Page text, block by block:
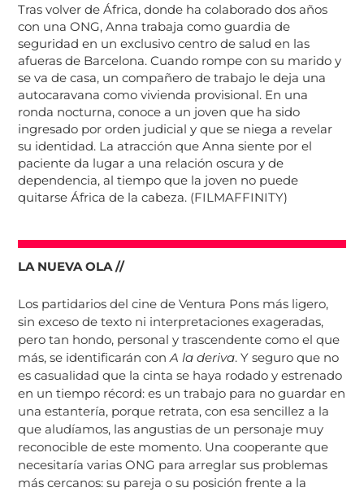
Tras volver de África, donde ha colaborado dos años
con una ONG, Anna trabaja como guardia de
seguridad en un exclusivo centro de salud en las
afueras de Barcelona. Cuando rompe con su marido y
se va de casa, un compañero de trabajo le deja una
autocaravana como vivienda provisional. En una
ronda nocturna, conoce a un joven que ha sido
ingresado por orden judicial y que se niega a revelar
su identidad. La atracción que Anna siente por el
paciente da lugar a una relación oscura y de
dependencia, al tiempo que la joven no puede
quitarse África de la cabeza. (FILMAFFINITY)
LA NUEVA OLA //
Los partidarios del cine de Ventura Pons más ligero,
sin exceso de texto ni interpretaciones exageradas,
pero tan hondo, personal y trascendente como el que
más, se identificarán conA la deriva. Y seguro que no
es casualidad que la cinta se haya rodado y estrenado
en un tiempo récord: es un trabajo para no guardar en
una estantería, porque retrata, con esa sencillez a la
que aludíamos, las angustias de un personaje muy
reconocible de este momento. Una cooperante que
necesitaría varias ONG para arreglar sus problemas
más cercanos: su pareja o su posición frente a la